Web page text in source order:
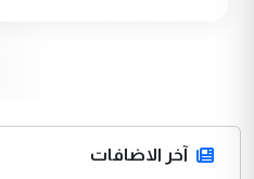
صلاح مهدي حسن
آخر الاضافات